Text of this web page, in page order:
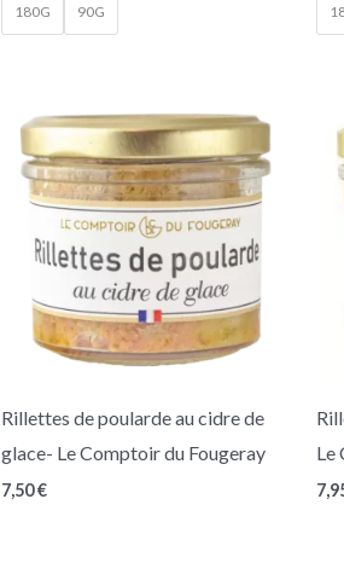
180G 90G
Rillettes de poularde au cidre de
glace- Le Comptoir du Fougeray
7,50€
Le